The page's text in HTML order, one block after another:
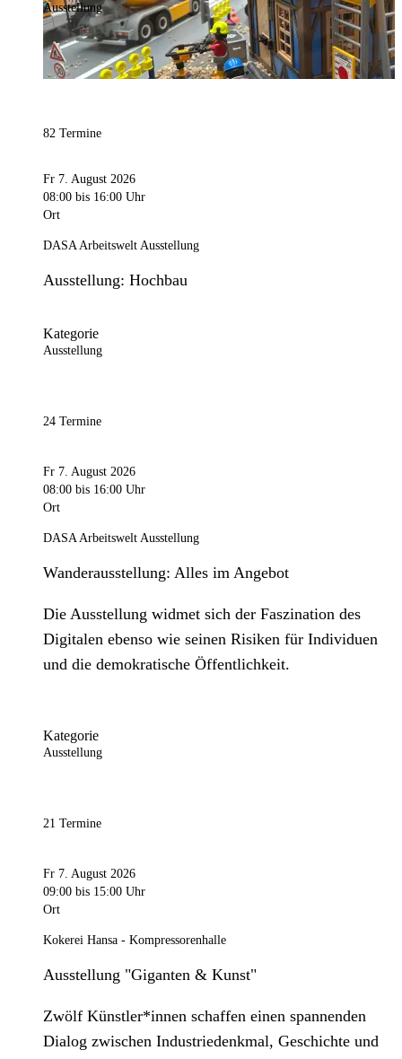
Ausstellung
82 Termine
Fr 7. August 2026
08:00 bis 16:00 Uhr
Ort
DASA Arbeitswelt Ausstellung
Ausstellung: Hochbau
Kategorie
Ausstellung
24 Termine
Fr 7. August 2026
08:00 bis 16:00 Uhr
Ort
DASA Arbeitswelt Ausstellung
Wanderausstellung: Alles im Angebot
Die Ausstellung widmet sich der Faszination des
Digitalen ebenso wie seinen Risiken für Individuen
und die demokratische Öffentlichkeit.
Kategorie
Ausstellung
21 Termine
Fr 7. August 2026
09:00 bis 15:00 Uhr
Ort
Kokerei Hansa - Kompressorenhalle
Ausstellung "Giganten & Kunst"
Zwölf Künstler*innen schaffen einen spannenden
Dialog zwischen Industriedenkmal, Geschichte und